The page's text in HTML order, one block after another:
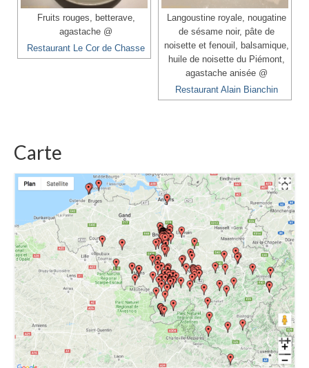
Fruits rouges, betterave,
agastache @
Restaurant Le Cor de Chasse
Langoustine royale, nougatine
de sésame noir, pâte de
noisette et fenouil, balsamique,
huile de noisette du Piémont,
agastache anisée @
Restaurant Alain Bianchin
Carte